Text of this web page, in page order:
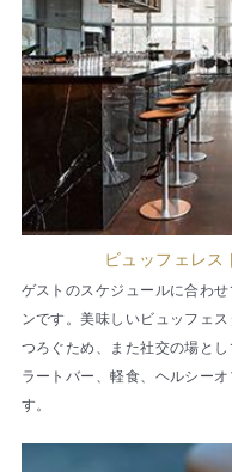
ビュッフェレス
ゲストのスケジュールに合わ
ンです。美味しいビュッフェ
つろぐため、また社交の場と
ラートバー、軽食、ヘルシー
す。